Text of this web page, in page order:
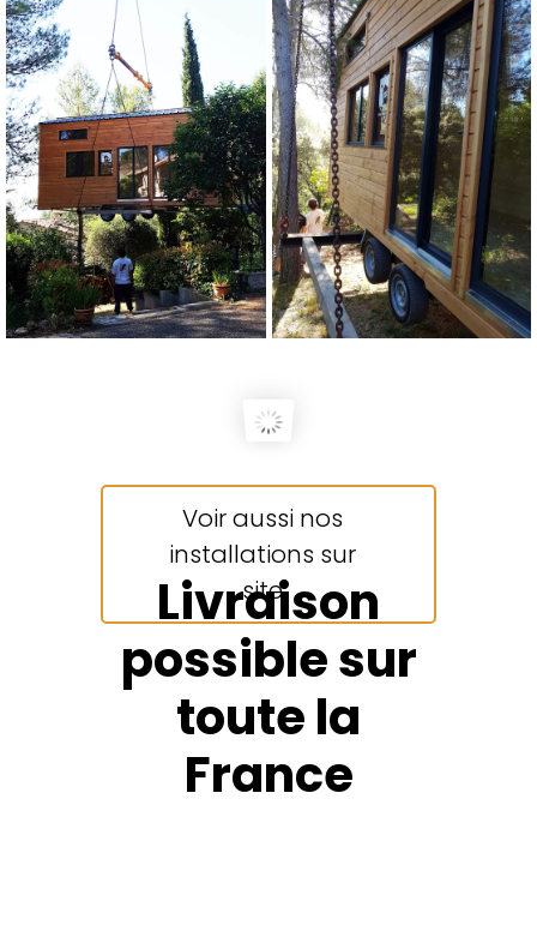
Voir aussi nos
installations sur
site
Livraison
possible sur
toute la
France